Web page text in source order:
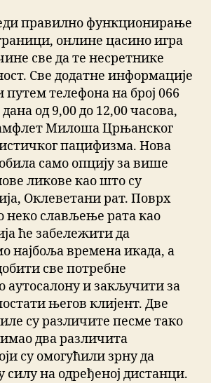
правилно функционирање
онлине цасино игра
све да те несретнике
Све додатне информације
путем телефона на број 066
од 9,00 до 12,00 часова,
Милоша Црњанског
пацифизма. Нова
само опцију за више
ликове као што су
Оклеветани рат. Поврх
неко слављење рата као
ће забележити да
најбоља времена икада, а
све потребне
аутосалону и закључити за
његов клијент. Две
су различите песме тако
два различита
су омогућили зрну да
силу на одређеној дистанци.